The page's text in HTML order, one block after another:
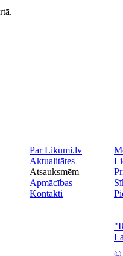
Par Likumi.lv
Aktualitātes
Atsauksmēm
Apmācības
Kontakti
©